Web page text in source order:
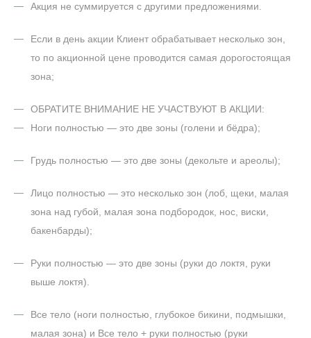
Акция не суммируется с другими предложениями.
Если в день акции Клиент обрабатывает несколько зон,
то по акционной цене проводится самая дорогостоящая
зона;
ОБРАТИТЕ ВНИМАНИЕ НЕ УЧАСТВУЮТ В АКЦИИ:
Ноги полностью — это две зоны (голени и бёдра);
Грудь полностью — это две зоны (декольте и ареолы);
Лицо полностью — это несколько зон (лоб, щеки, малая
зона над губой, малая зона подбородок, нос, виски,
бакенбарды);
Руки полностью — это две зоны (руки до локтя, руки
выше локтя).
Все тело (ноги полностью, глубокое бикини, подмышки,
малая зона) и Все тело + руки полностью (руки